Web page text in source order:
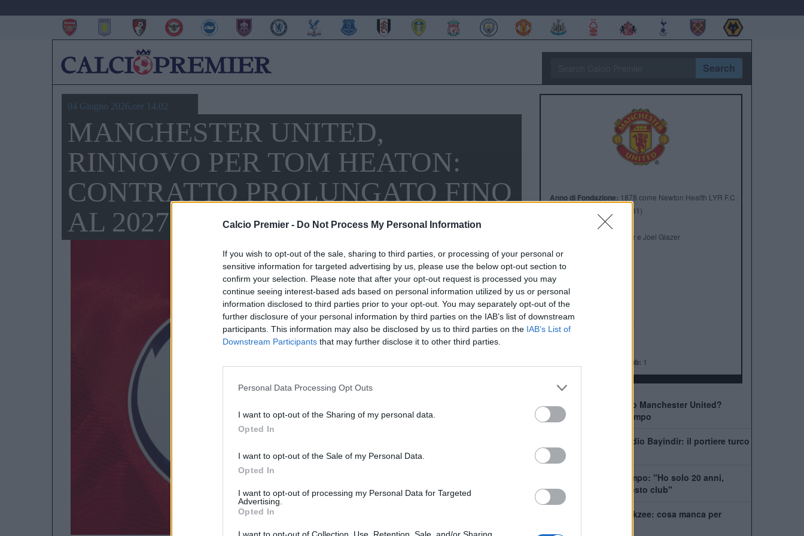
Calcio Premier - Do Not Process My Personal Information
If you wish to opt-out of the sale, sharing to third parties, or processing of your personal or
sensitive information for targeted advertising by us, please use the below opt-out section to
confirm your selection. Please note that after your opt-out request is processed you may
continue seeing interest-based ads based on personal information utilized by us or personal
information disclosed to third parties prior to your opt-out. You may separately opt-out of the
further disclosure of your personal information by third parties on the IAB’s list of downstream
participants. This information may also be disclosed by us to third parties on the IAB’s List of
Downstream Participants that may further disclose it to other third parties.
Personal Data Processing Opt Outs
I want to opt-out of the Sharing of my personal data.
Opted In
I want to opt-out of the Sale of my Personal Data.
Opted In
I want to opt-out of processing my Personal Data for Targeted
Advertising.
Opted In
I want to opt-out of Collection, Use, Retention, Sale, and/or Sharing
Search
04 Giugno 2026,ore 14.02
MANCHESTER UNITED,
RINNOVO PER TOM HEATON:
CONTRATTO PROLUNGATO FINO
AL 2027
Anno di Fondazione: 1878 come Newton Health LYR F.C.
Old Trafford (75.731)
Manchester
Avram Glazer e Joel Glazer
Manager:
ALBO D'ORO
Premier League:
FA Cup:
League Cup:
FA Community Shield:
Champions League:
Coppa del Mondo per Club: 1
Come giocherà il nuovo Manchester United?
Rivoluzione a centrocampo
Manchester United, addio Bayindir: il portiere turco
vola in Liga
United, Yoro chiede tempo: "Ho solo 20 anni,
posso dare tanto a questo club"
La Juventus ha il si Zirkzee: cosa manca per